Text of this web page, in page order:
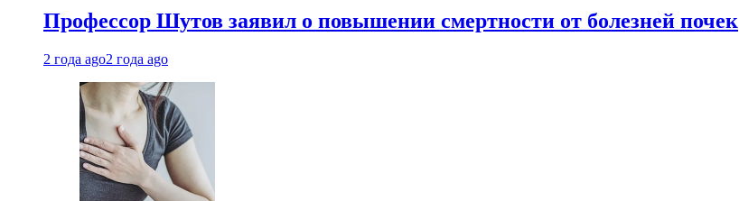
Профессор Шутов заявил о повышении смертности от болезней почек
2 года ago2 года ago